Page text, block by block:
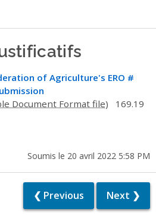
of Agriculture's ERO #
169.19
Soumis le 20 avril 2022 5:58 PM
❮ Previous Next ❯